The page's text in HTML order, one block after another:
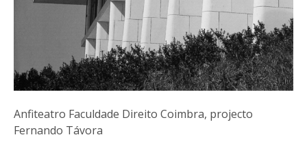
Anfiteatro Faculdade Direito Coimbra, projecto
Fernando Távora